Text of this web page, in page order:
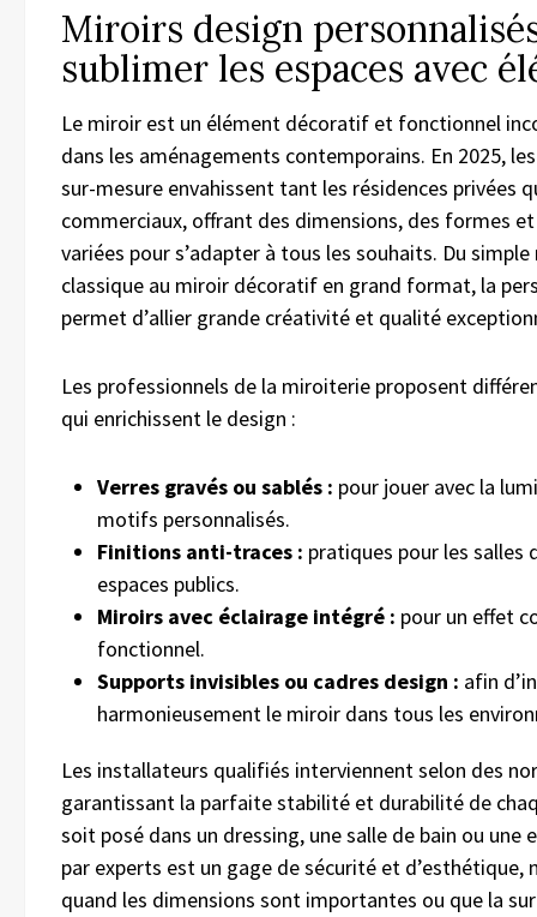
Miroirs design
sublimer les espaces avec
Le miroir est un élément décoratif et fonctionnel
dans les aménagements contemporains. En 2025,
sur-mesure envahissent tant les résidences privées
commerciaux, offrant des dimensions, des formes
variées pour s’adapter à tous les souhaits. Du
classique au miroir décoratif en grand format, la
permet d’allier grande créativité et qualité
Les professionnels de la miroiterie proposent
qui enrichissent le design :
Verres gravés ou sablés : pour jouer avec la
motifs personnalisés.
Finitions anti-traces : pratiques pour les salles
espaces publics.
Miroirs avec éclairage intégré : pour un effet
fonctionnel.
Supports invisibles ou cadres design : afin
harmonieusement le miroir dans tous les
Les installateurs qualifiés interviennent selon des
garantissant la parfaite stabilité et durabilité de
soit posé dans un dressing, une salle de bain ou une
par experts est un gage de sécurité et d’esthétique,
quand les dimensions sont importantes ou que la